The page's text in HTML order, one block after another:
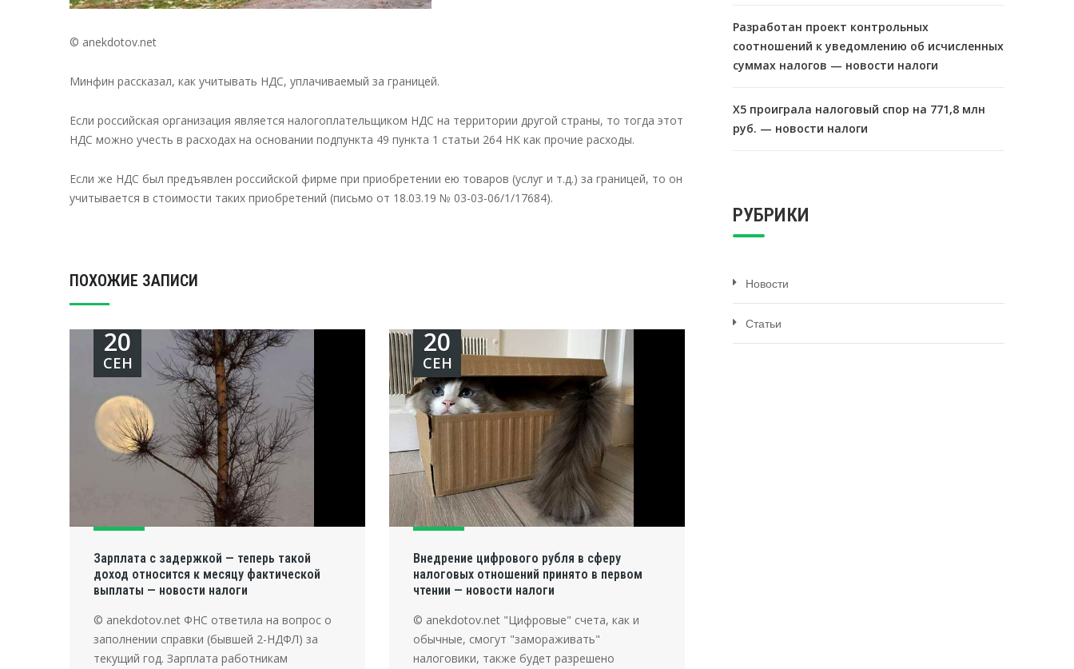
© anekdotov.net
Минфин рассказал, как учитывать НДС, уплачиваемый за границей.
Если российская организация является налогоплательщиком НДС на территории другой страны, то тогда этот
НДС можно учесть в расходах на основании подпункта 49 пункта 1 статьи 264 НК как прочие расходы.
Если же НДС был предъявлен российской фирме при приобретении ею товаров (услуг и т.д.) за границей, то он
учитывается в стоимости таких приобретений (письмо от 18.03.19 № 03-03-06/1/17684).
ПОХОЖИЕ ЗАПИСИ
Зарплата с задержкой — теперь такой
доход относится к месяцу фактической
выплаты — новости налоги
20
СЕН
© anekdotov.net ФНС ответила на вопрос о
заполнении справки (бывшей 2-НДФЛ) за
текущий год. Зарплата работникам
Внедрение цифрового рубля в сферу
налоговых отношений принято в первом
чтении — новости налоги
20
СЕН
© anekdotov.net "Цифровые" счета, как и
обычные, смогут "замораживать"
налоговики, также будет разрешено
Разработан проект контрольных
соотношений к уведомлению об исчисленных
суммах налогов — новости налоги
X5 проиграла налоговый спор на 771,8 млн
руб. — новости налоги
РУБРИКИ
Новости
Статьи